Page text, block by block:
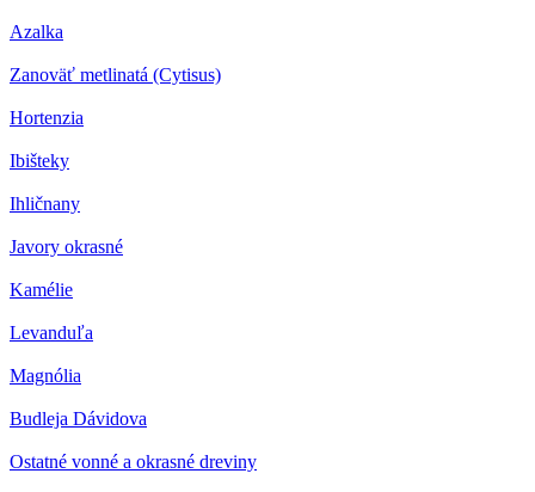
Azalka
Zanoväť metlinatá (Cytisus)
Hortenzia
Ibišteky
Ihličnany
Javory okrasné
Kamélie
Levanduľa
Magnólia
Budleja Dávidova
Ostatné vonné a okrasné dreviny